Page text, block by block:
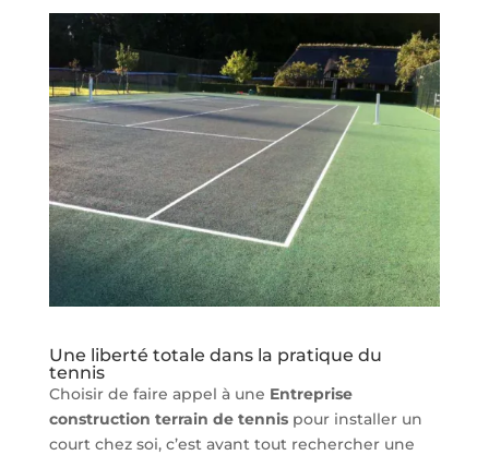
Une liberté totale dans la pratique du
tennis
Choisir de faire appel à une Entreprise
construction terrain de tennispour installer un
court chez soi, c’est avant tout rechercher une